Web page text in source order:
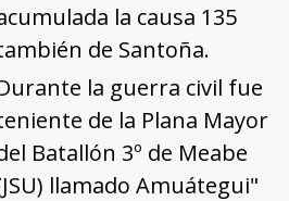
la causa 135
de Santoña.
la guerra civil fue
de la Plana Mayor
Batallón 3º de Meabe
llamado Amuátegui"